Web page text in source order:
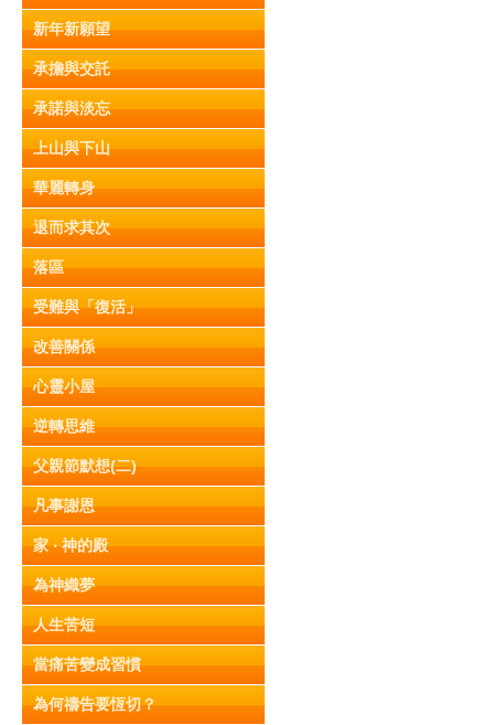
新年新願望
承擔與交託
承諾與淡忘
上山與下山
華麗轉身
退而求其次
落區
受難與「復活」
改善關係
心靈小屋
逆轉思維
父親節默想(二)
凡事謝恩
家 ‧ 神的殿
為神織夢
人生苦短
當痛苦變成習慣
為何禱告要恆切？